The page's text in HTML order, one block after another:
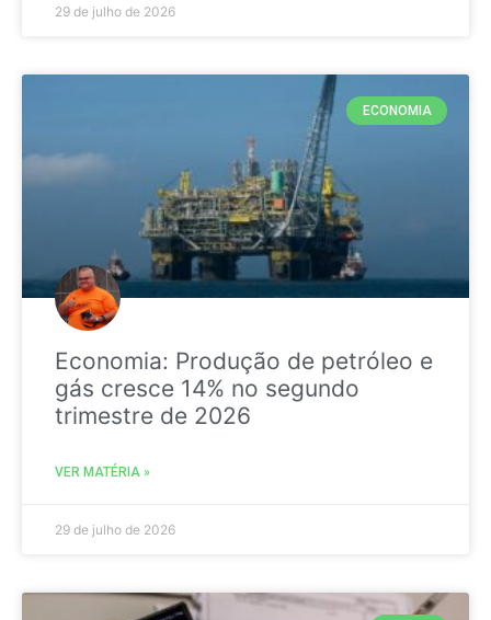
29 de julho de 2026
ECONOMIA
Economia: Produção de petróleo e
gás cresce 14% no segundo
trimestre de 2026
VER MATÉRIA »
29 de julho de 2026